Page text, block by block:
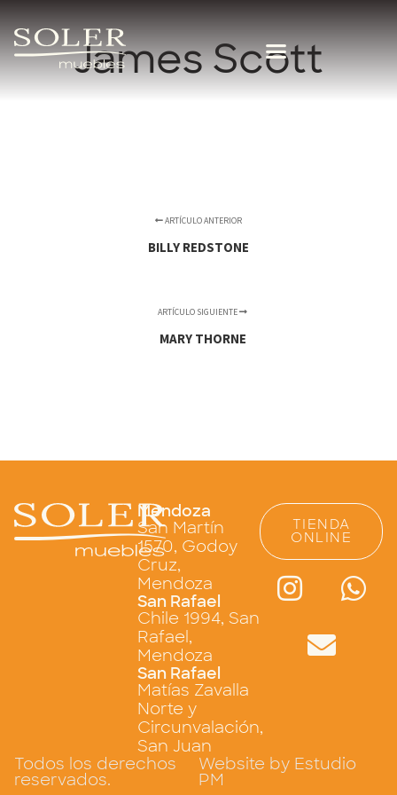
James Scott
ARTÍCULO ANTERIOR
BILLY REDSTONE
ARTÍCULO SIGUIENTE
MARY THORNE
Mendoza
San Martín
1570, Godoy
Cruz,
Mendoza
San Rafael
Chile 1994, San
Rafael,
Mendoza
San Rafael
Matías Zavalla
Norte y
Circunvalación,
San Juan
TIENDA
ONLINE
Todos los derechos
reservados.
Website by Estudio
PM